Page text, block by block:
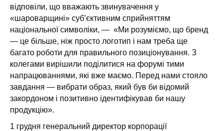
відповіли, що вважають звинувачення у
«шароварщині» суб’єктивним сприйняттям
національної символіки, — «Ми розуміємо, що бренд
— це більше, ніж просто логотип і нам треба ще
багато роботи для правильного позиціонування. З
колегами вирішили поділитися на форумі тими
напрацюваннями, які вже маємо. Перед нами стояло
завдання — вибрати образ, який був би відомий
закордоном і позитивно ідентифікував би нашу
продукцію».
1 грудня генеральний директор корпорації